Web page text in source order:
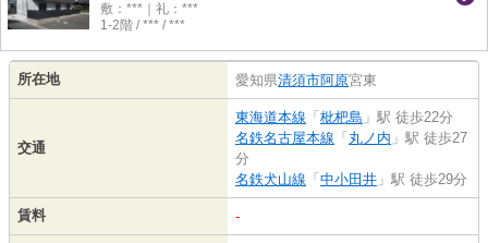
敷：***｜礼：***
1-2階 / *** / ***
所在地 愛知県清須市阿原宮東
交通
東海道本線 「 枇杷島 」駅 徒歩22分
名鉄名古屋本線 「 丸ノ内 」駅 徒歩27
分
名鉄犬山線 「 中小田井 」駅 徒歩29分
賃料 -